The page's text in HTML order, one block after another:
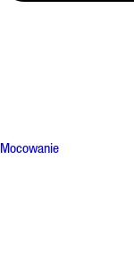
Mocowanie